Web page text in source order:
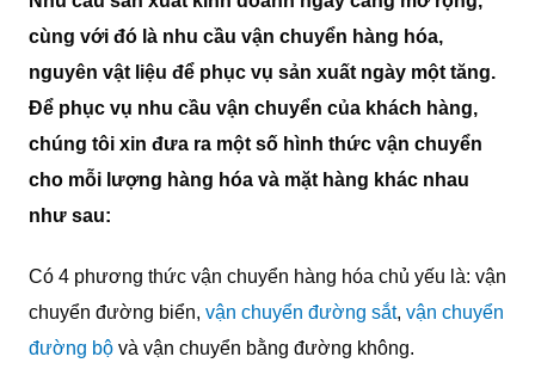
cùng với đó là nhu cầu vận chuyển hàng hóa,
nguyên vật liệu để phục vụ sản xuất ngày một tăng.
Để phục vụ nhu cầu vận chuyển của khách hàng,
chúng tôi xin đưa ra một số hình thức vận chuyển
cho mỗi lượng hàng hóa và mặt hàng khác nhau
như sau:
Có 4 phương thức vận chuyển hàng hóa chủ yếu là: vận
chuyển đường biển, vận chuyển đường sắt, vận chuyển
đường bộ và vận chuyển bằng đường không.